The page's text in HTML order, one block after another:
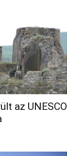
az UNESCO